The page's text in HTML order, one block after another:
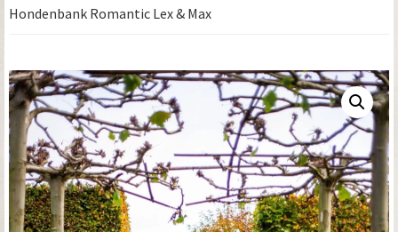
Hondenbank Romantic Lex & Max